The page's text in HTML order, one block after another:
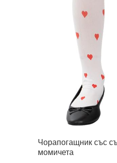
Чорапогащник със
момичета